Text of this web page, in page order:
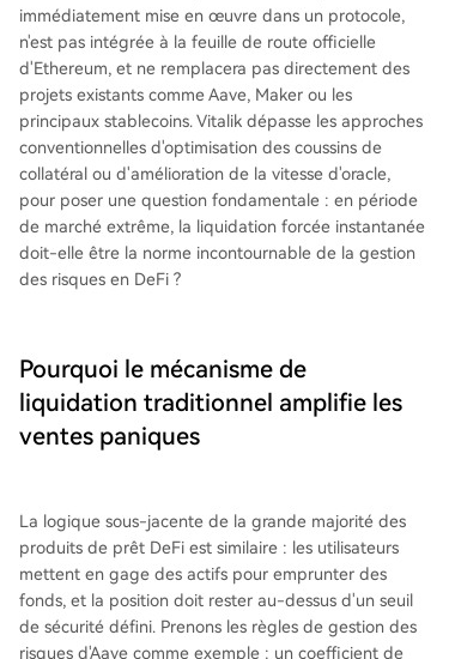
immédiatement mise en œuvre dans un protocole,
n'est pas intégrée à la feuille de route officielle
d'Ethereum, et ne remplacera pas directement des
projets existants comme Aave, Maker ou les
principaux stablecoins. Vitalik dépasse les approches
conventionnelles d'optimisation des coussins de
collatéral ou d'amélioration de la vitesse d'oracle,
pour poser une question fondamentale : en période
de marché extrême, la liquidation forcée instantanée
doit-elle être la norme incontournable de la gestion
des risques en DeFi ?
Pourquoi le mécanisme de
liquidation traditionnel amplifie les
ventes paniques
La logique sous-jacente de la grande majorité des
produits de prêt DeFi est similaire : les utilisateurs
mettent en gage des actifs pour emprunter des
fonds, et la position doit rester au-dessus d'un seuil
de sécurité défini. Prenons les règles de gestion des
risques d'Aave comme exemple : un coefficient de